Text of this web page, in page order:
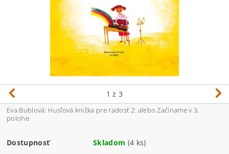
1 z 3
Eva Bublová: Husľová knižka pre radosť 2: alebo Začíname v 3.
polohe
Dostupnosť Skladom (4 ks)